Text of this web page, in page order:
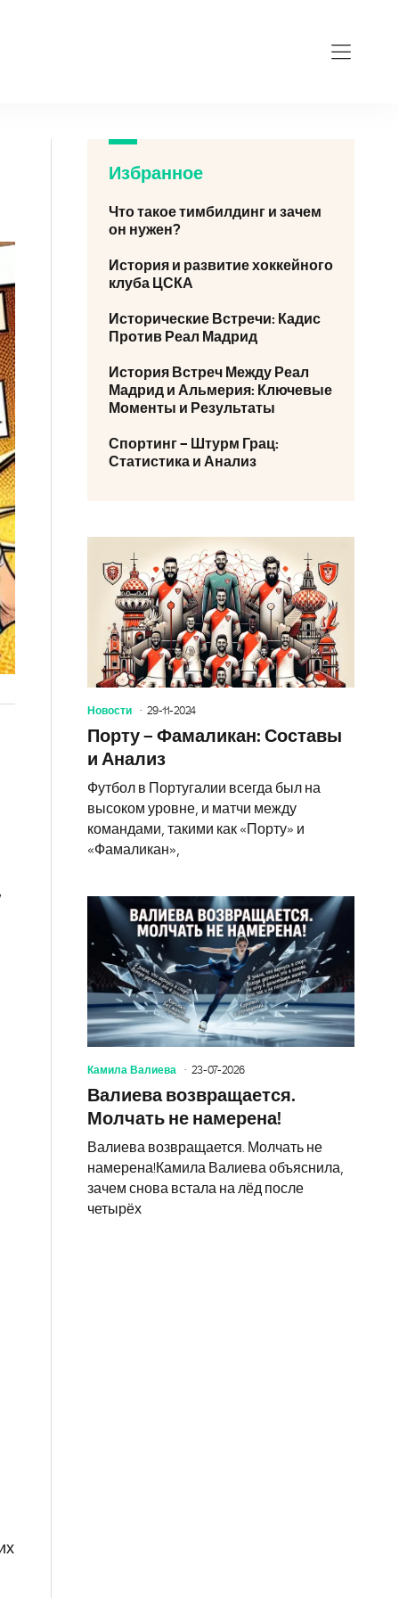
Избранное
Что такое тимбилдинг и зачем
он нужен?
История и развитие хоккейного
клуба ЦСКА
Исторические Встречи: Кадис
Против Реал Мадрид
История Встреч Между Реал
Мадрид и Альмерия: Ключевые
Моменты и Результаты
Спортинг – Штурм Грац:
Статистика и Анализ
Новости 29-11-2024
Порту – Фамаликан: Составы
и Анализ
Футбол в Португалии всегда был на
высоком уровне, и матчи между
командами, такими как «Порту» и
«Фамаликан»,
Камила Валиева 23-07-2026
Валиева возвращается.
Молчать не намерена!
Валиева возвращается. Молчать не
намерена!Камила Валиева объяснила,
зачем снова встала на лёд после
четырёх